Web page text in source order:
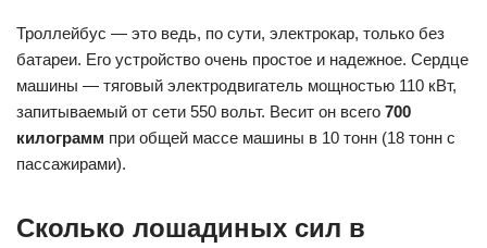
Троллейбус — это ведь, по сути, электрокар, только без
батареи. Его устройство очень простое и надежное. Сердце
машины — тяговый электродвигатель мощностью 110 кВт,
запитываемый от сети 550 вольт. Весит он всего 700
килограмм при общей массе машины в 10 тонн (18 тонн с
пассажирами).
Сколько лошадиных сил в